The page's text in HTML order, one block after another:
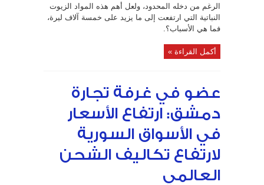
الرغم من دخله المحدود، ولعل أهم هذه المواد الزيوت
النباتية التي ارتفعت إلى ما يزيد على خمسة آلاف ليرة،
فما هي الأسباب؟.
أكمل القراءة »
عضو في غرفة تجارة
دمشق: ارتفاع الأسعار
في الأسواق السورية
لارتفاع تكاليف الشحن
العالمي